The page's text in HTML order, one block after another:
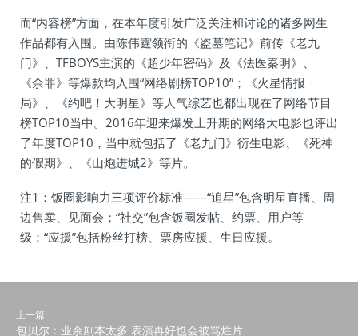
而“内容榜”方面，在本年度引发广泛关注和讨论的诸多网生
作品都有入围。由陈伟霆领衔的《盗墓笔记》前传《老九
门》、TFBOYS主演的《超少年密码》及《法医秦明》、
《余罪》等爆款均入围“网络剧榜TOP10”；《火星情报
局》、《约吧！大明星》等人气综艺也都出现在了网络节目
榜TOP10当中。2016年迎来爆发上升期的网络大电影也评出
了年度TOP10，当中就包括了《老九门》衍生电影、《死神
的假期》、《山炮进城2》等片。
注1：饭圈影响力三项评价标准——“追星”包含明星直播、周
边售卖、见面会；“社交”包含饭圈发帖、约票、用户等
级；“应援”包括粉丝打榜、票房应援、生日应援。
上一篇
包贝尔：业余剧本太多 表演再好也会被骂烂片